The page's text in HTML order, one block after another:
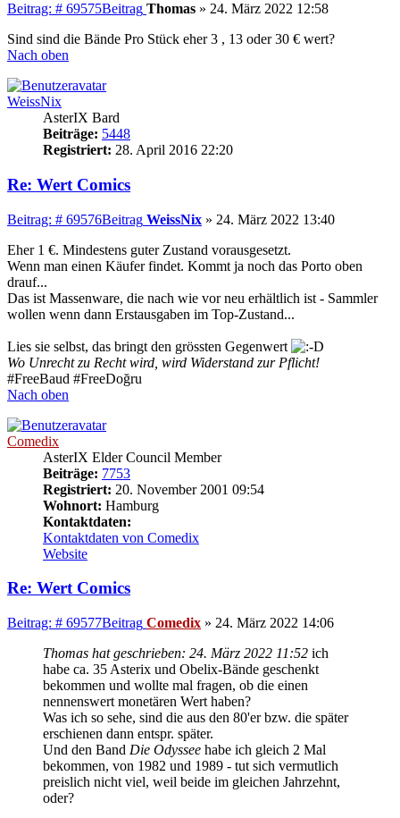
Beitrag: # 69575Beitrag Thomas » 24. März 2022 12:58
Sind sind die Bände Pro Stück eher 3 , 13 oder 30 € wert?
Nach oben
WeissNix
AsterIX Bard
Beiträge: 5448
Registriert: 28. April 2016 22:20
Re: Wert Comics
Beitrag: # 69576Beitrag WeissNix » 24. März 2022 13:40
Eher 1 €. Mindestens guter Zustand vorausgesetzt.
Wenn man einen Käufer findet. Kommt ja noch das Porto oben
drauf...
Das ist Massenware, die nach wie vor neu erhältlich ist - Sammler
wollen wenn dann Erstausgaben im Top-Zustand...
Lies sie selbst, das bringt den grössten Gegenwert
Wo Unrecht zu Recht wird, wird Widerstand zur Pflicht!
#FreeBaud #FreeDoğru
Nach oben
Comedix
AsterIX Elder Council Member
Beiträge: 7753
Registriert: 20. November 2001 09:54
Wohnort: Hamburg
Kontaktdaten:
Kontaktdaten von Comedix
Website
Re: Wert Comics
Beitrag: # 69577Beitrag Comedix » 24. März 2022 14:06
Thomas hat geschrieben: 24. März 2022 11:52 ich
habe ca. 35 Asterix und Obelix-Bände geschenkt
bekommen und wollte mal fragen, ob die einen
nennenswert monetären Wert haben?
Was ich so sehe, sind die aus den 80'er bzw. die später
erschienen dann entspr. später.
Und den Band Die Odyssee habe ich gleich 2 Mal
bekommen, von 1982 und 1989 - tut sich vermutlich
preislich nicht viel, weil beide im gleichen Jahrzehnt,
oder?